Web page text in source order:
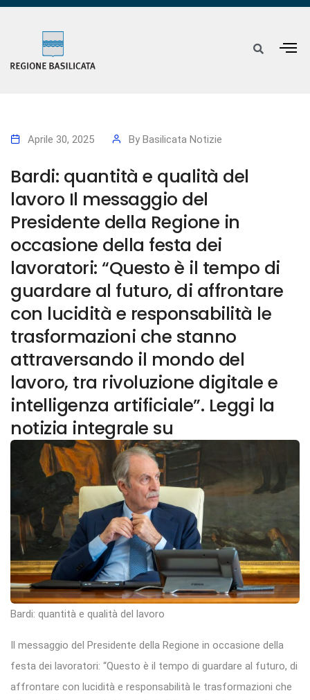
Aprile 30, 2025 By Basilicata Notizie
Bardi: quantità e qualità del
lavoro Il messaggio del
Presidente della Regione in
occasione della festa dei
lavoratori: “Questo è il tempo di
guardare al futuro, di affrontare
con lucidità e responsabilità le
trasformazioni che stanno
attraversando il mondo del
lavoro, tra rivoluzione digitale e
intelligenza artificiale”. Leggi la
notizia integrale su
Bardi: quantità e qualità del lavoro
Il messaggio del Presidente della Regione in occasione della
festa dei lavoratori: “Questo è il tempo di guardare al futuro, di
affrontare con lucidità e responsabilità le trasformazioni che